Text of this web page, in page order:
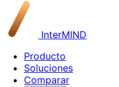
InterMIND
Producto
Soluciones
Comparar